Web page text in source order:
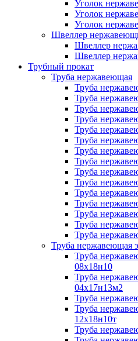
Уголок
Уголок
Уголок
Швеллер
Швеллер
Швеллер
Трубный прокат
Труба нержавеющая
Труба
Труба
Труба
Труба
Труба
Труба
Труба
Труба
Труба
Труба
Труба
Труба
Труба
Труба
Труба
Труба нержавеющая
Труба
08х18н10
Труба
04х17н13м2
Труба
Труба
12х18н10т
Труба